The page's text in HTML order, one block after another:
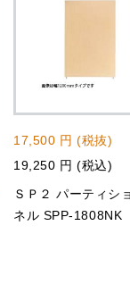
17,500 円 (税抜)
19,250 円 (税込)
ＳＰ２ パーティシ
ネル SPP-1808NK